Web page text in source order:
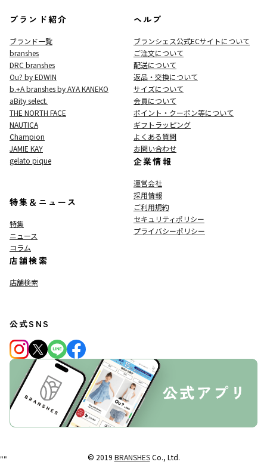
ブランド紹介
ブランド一覧
branshes
DRC branshes
Ou? by EDWIN
b.+A branshes by AYA KANEKO
aBity select.
THE NORTH FACE
NAUTICA
Champion
JAMIE KAY
gelato pique
特集＆ニュース
特集
ニュース
コラム
店舗検索
店舗検索
ヘルプ
ブランシェス公式ECサイトについて
ご注文について
配送について
返品・交換について
サイズについて
会員について
ポイント・クーポン等について
ギフトラッピング
よくある質問
お問い合わせ
企業情報
運営会社
採用情報
ご利用規約
セキュリティポリシー
プライバシーポリシー
公式SNS
© 2019 BRANSHESCo., Ltd.
""